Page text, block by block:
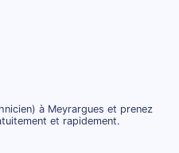
à Meyrargues et prenez
et rapidement.